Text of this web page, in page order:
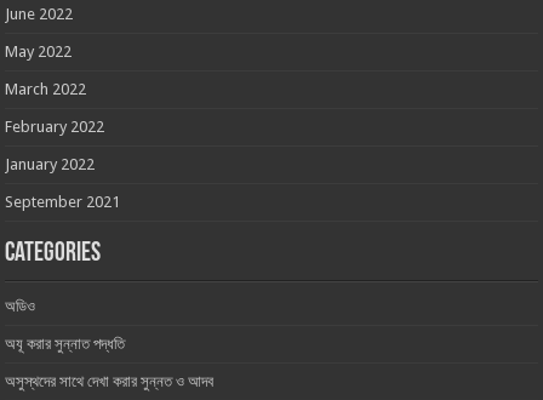
June 2022
May 2022
March 2022
February 2022
January 2022
September 2021
Categories
অডিও
অযূ করার সুন্নাত পদ্ধতি
অসুস্থদের সাথে দেখা করার সুন্নত ও আদব